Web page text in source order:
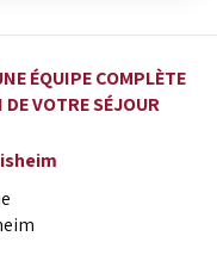
ÉQUIPE COMPLÈTE
VOTRE SÉJOUR